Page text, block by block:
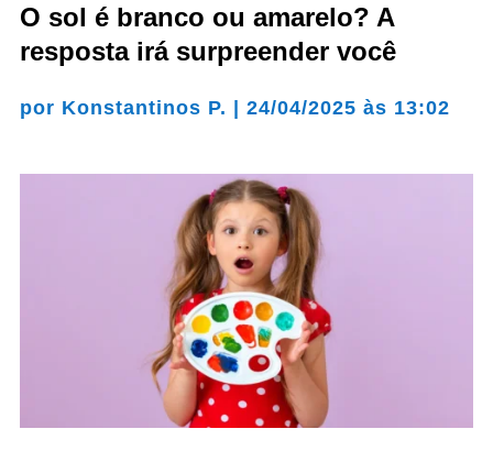
O sol é branco ou amarelo? A
resposta irá surpreender você
por Konstantinos P. | 24/04/2025 às 13:02